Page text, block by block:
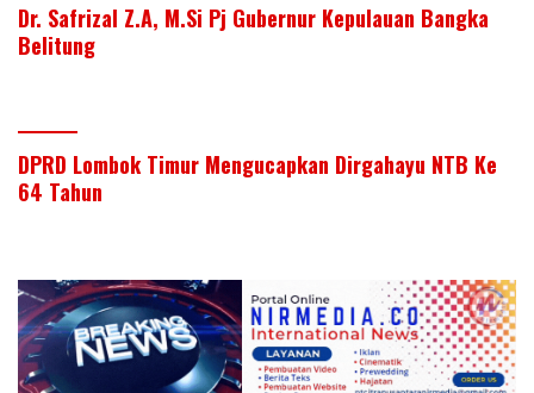
Dr. Safrizal Z.A, M.Si Pj Gubernur Kepulauan Bangka
Belitung
DPRD Lombok Timur Mengucapkan Dirgahayu NTB Ke
64 Tahun